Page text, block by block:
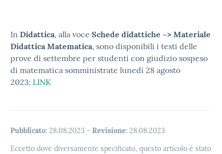
In Didattica, alla voce Schede didattiche –> Materiale
Didattica Matematica, sono disponibili i testi delle
prove di settembre per studenti con giudizio sospeso
di matematica somministrate lunedì 28 agosto
2023: LINK
Pubblicato: 28.08.2023 - Revisione: 28.08.2023
Eccetto dove diversamente specificato, questo articolo è stato